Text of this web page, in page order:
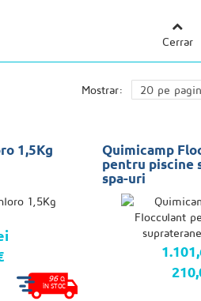
Cerrar
Mostrar:
1,5Kg
96 O.
ÎN STOC
Quimicamp
pentru piscine
spa-uri